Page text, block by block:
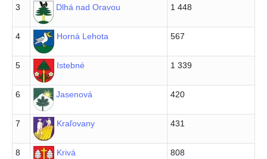
3 Dlhá nad Oravou 1 448
4 Horná Lehota 567
5 Istebné 1 339
6 Jasenová 420
7 Kraľovany 431
8 Krivá 808